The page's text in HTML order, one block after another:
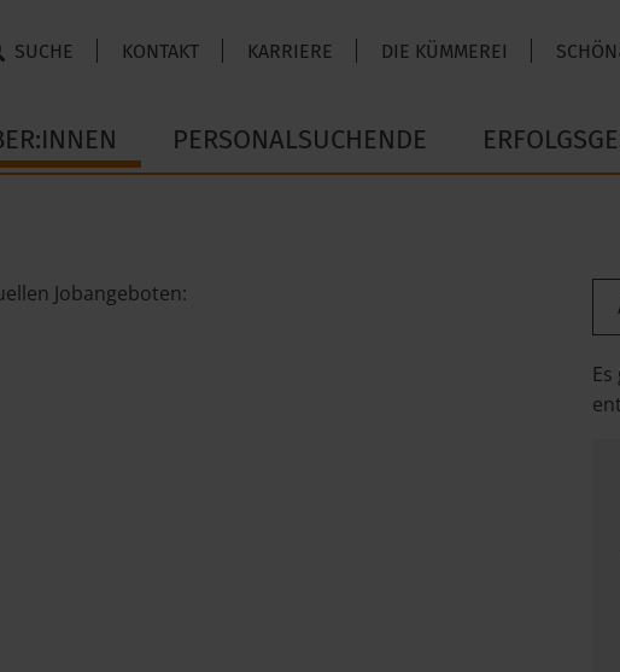
KONTAKT KARRIERE DIE KÜMMEREI
SUCHE
PERSONALSUCHENDE
Jobangeboten: